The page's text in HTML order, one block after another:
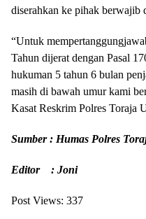
diserahkan ke pihak berwajib
“Untuk
Tahun dijerat dengan Pasal
hukuman 5 tahun 6 bulan
masih di bawah umur kami
Kasat Reskrim Polres Toraja
Sumber : Humas Polres
Editor : Joni
Post Views: 337